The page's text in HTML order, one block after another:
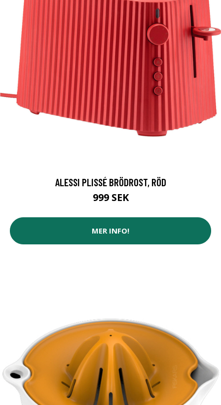
ALESSI PLISSÉ BRÖDROST, RÖD
999 SEK
MER INFO!